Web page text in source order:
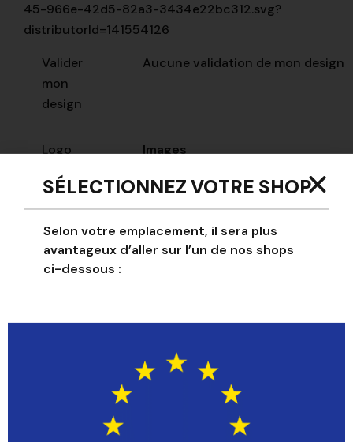
45-966e-42d5-82a3-3434e22bc312.svg?
distributorId=141554126
Valider
mon
design
Aucune validation de mon design
Logo
Images
Key
club-logo-key-
example
club-logo-key-
example
club-logo-key-
SÉLECTIONNEZ VOTRE SHOP
Selon votre emplacement, il sera plus
avantageux d’aller sur l’un de nos shops
ci-dessous :